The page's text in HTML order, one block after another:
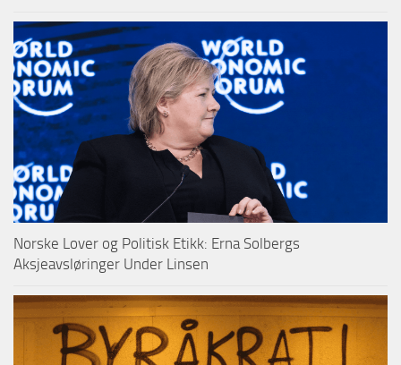
Norske Lover og Politisk Etikk: Erna Solbergs
Aksjeavsløringer Under Linsen